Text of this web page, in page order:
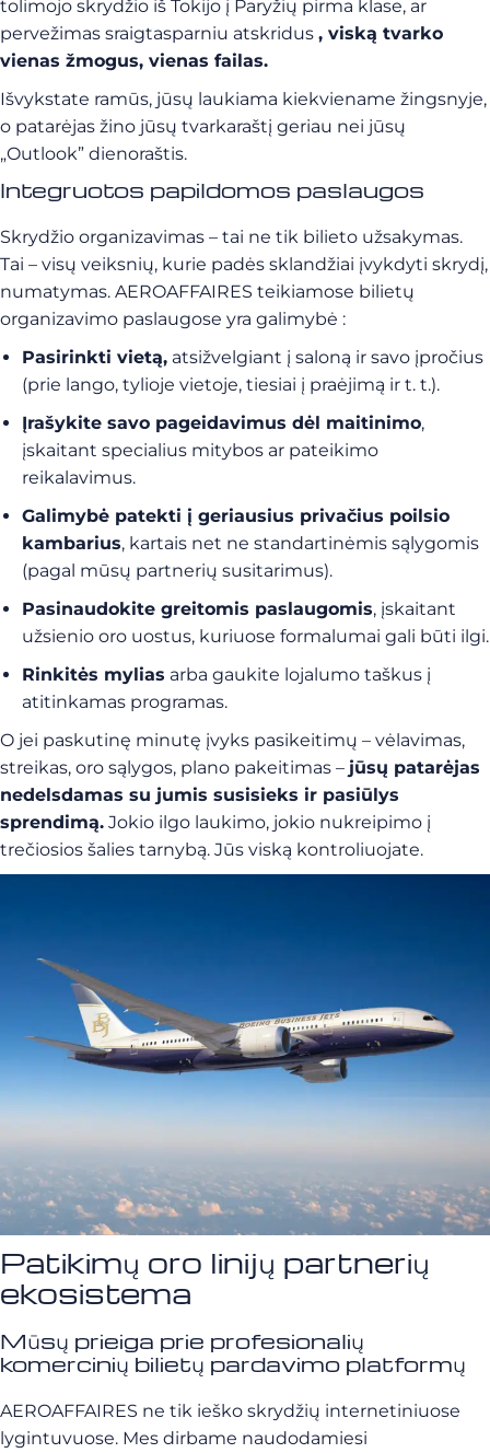
tolimojo skrydžio iš Tokijo į Paryžių pirma klase, ar
pervežimas sraigtasparniu atskridus , viską tvarko
vienas žmogus, vienas failas.
Išvykstate ramūs, jūsų laukiama kiekviename žingsnyje,
o patarėjas žino jūsų tvarkaraštį geriau nei jūsų
„Outlook” dienoraštis.
Integruotos papildomos paslaugos
Skrydžio organizavimas – tai ne tik bilieto užsakymas.
Tai – visų veiksnių, kurie padės sklandžiai įvykdyti skrydį,
numatymas. AEROAFFAIRES teikiamose bilietų
organizavimo paslaugose yra galimybė :
Pasirinkti vietą, atsižvelgiant į saloną ir savo įpročius
(prie lango, tylioje vietoje, tiesiai į praėjimą ir t. t.).
Įrašykite savo pageidavimus dėl maitinimo,
įskaitant specialius mitybos ar pateikimo
reikalavimus.
Galimybė patekti į geriausius privačius poilsio
kambarius, kartais net ne standartinėmis sąlygomis
(pagal mūsų partnerių susitarimus).
Pasinaudokite greitomis paslaugomis, įskaitant
užsienio oro uostus, kuriuose formalumai gali būti ilgi.
Rinkitės mylias arba gaukite lojalumo taškus į
atitinkamas programas.
O jei paskutinę minutę įvyks pasikeitimų – vėlavimas,
streikas, oro sąlygos, plano pakeitimas – jūsų patarėjas
nedelsdamas su jumis susisieks ir pasiūlys
sprendimą. Jokio ilgo laukimo, jokio nukreipimo į
trečiosios šalies tarnybą. Jūs viską kontroliuojate.
Patikimų oro linijų partnerių
ekosistema
Mūsų prieiga prie profesionalių
komercinių bilietų pardavimo platformų
AEROAFFAIRES ne tik ieško skrydžių internetiniuose
lygintuvuose. Mes dirbame naudodamiesi